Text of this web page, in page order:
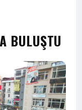
BULUŞTU